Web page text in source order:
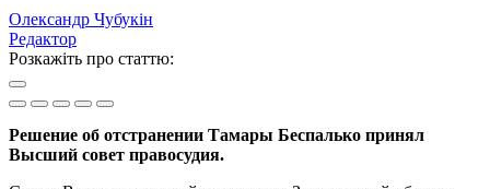
Олександр Чубукін
Редактор
Розкажіть про статтю:
Решение об отстранении Тамары Беспалько принял
Высший совет правосудия.